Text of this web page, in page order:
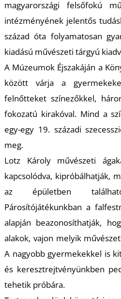
magyarországi felsőfokú
intézményének jelentős
század óta folyamatosan
kiadású művészeti tárgyú
A Múzeumok Éjszakáján a
között várja a
felnőtteket színezőkkel,
fokozatú kirakóval. Mind a
egy-egy 19. századi
meg.
Lotz Károly művészeti
kapcsolódva, kipróbálhatják,
az épületben
Párosítójátékunkban a
alapján beazonosíthatják,
alakok, vajon melyik
A nagyobb gyermekekkel is
és keresztrejtvényünkben
tehetik próbára.